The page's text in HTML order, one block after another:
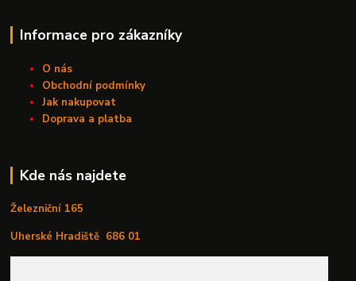
Informace pro zákazníky
O nás
Obchodní podmínky
Jak nakupovat
Doprava a platba
Kde nás najdete
Železniční 165
Uherské Hradiště 686 01